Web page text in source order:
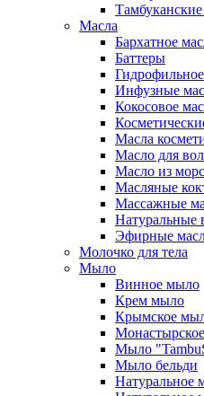
Масла
Бархатное
Баттеры
Инфузные
Кокосовое
Масла
Масло для
Масло из
Масляные
Массажные
Натуральные
Эфирные
Молочко для тела
Мыло
Винное мыло
Крем мыло
Крымское
Мыло
Мыло бельди
Натуральное